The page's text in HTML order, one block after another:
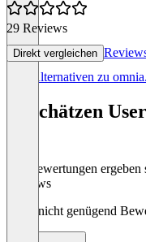
29 Reviews
Direkt vergleichen
Alle Alternativen zu omnia.
So schätzen
Die Bewertungen
Reviews
Noch nicht genügend